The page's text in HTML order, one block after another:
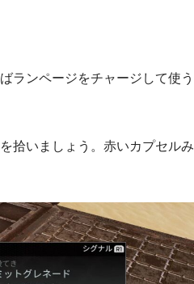
ランページをチャージして使う
拾いましょう。赤いカプセルみ